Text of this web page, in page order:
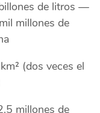
de litros —
millones de
(dos veces el
millones de